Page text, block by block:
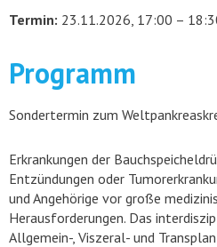
Termin: 23.11.2026, 17:00 –
Programm
Sondertermin zum
Erkrankungen der
Entzündungen oder
und Angehörige vor große
Herausforderungen. Das
Allgemein-, Viszeral- und